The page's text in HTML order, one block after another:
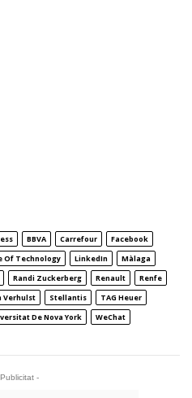
BBVA Carrefour
Facebook
Of Technology LinkedIn
Màlaga
Randi Zuckerberg Renault
Renfe
Verhulst Stellantis
TAG Heuer
De Nova York
WeChat
-